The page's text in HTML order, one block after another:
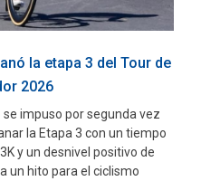
la etapa 3 del Tour de
2026
se impuso por segunda vez
la Etapa 3 con un tiempo
y un desnivel positivo de
un hito para el ciclismo